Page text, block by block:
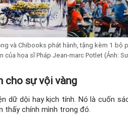
và Chibooks phát hành, tặng kèm 1 bộ
của họa sĩ Pháp Jean-marc Potlet (Ảnh:
cho sự vội vàng
dữ dội hay kịch tính. Nó là cuốn
thấy chính mình trong đó.